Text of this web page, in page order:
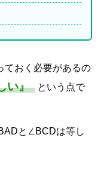
ておく必要があるの
い』
という点で
と∠BCDは等し